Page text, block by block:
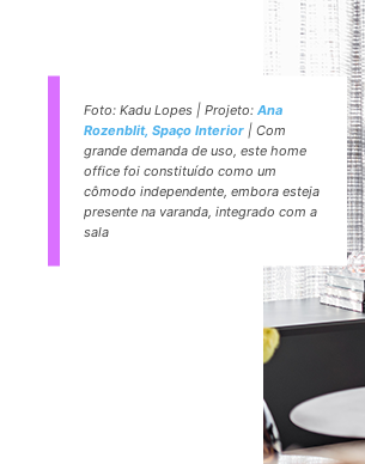
Foto: Kadu Lopes | Projeto: Ana
Rozenblit, Spaço Interior| Com
grande demanda de uso, este home
office foi constituído como um
cômodo independente, embora esteja
presente na varanda, integrado com a
sala